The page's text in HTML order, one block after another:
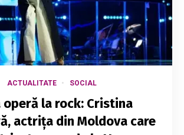
ACTUALITATE SOCIAL
operă la rock: Cristina
actrița din Moldova care